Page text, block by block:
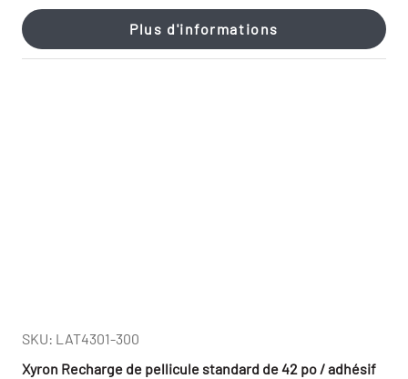
Plus d'informations
SKU: LAT4301-300
Xyron Recharge de pellicule standard de 42 po / adhésif